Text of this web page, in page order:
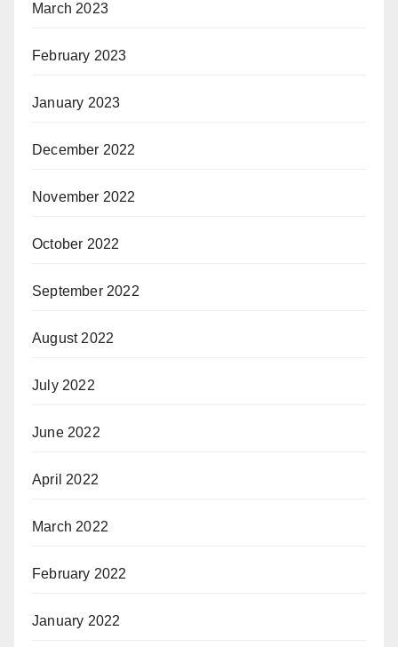
March 2023
February 2023
January 2023
December 2022
November 2022
October 2022
September 2022
August 2022
July 2022
June 2022
April 2022
March 2022
February 2022
January 2022